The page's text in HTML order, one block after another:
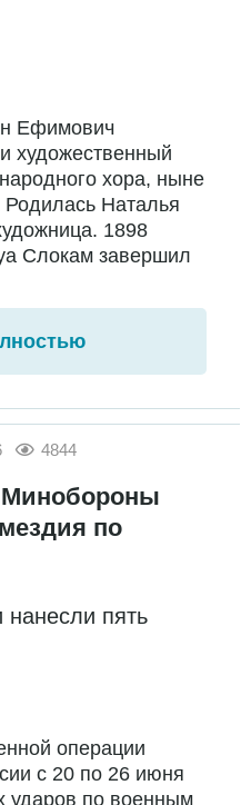
Ефимович
художественный
хора, ныне
Наталья
1898
Слокам завершил
4844
по
пять
операции
с 20 по 26 июня
ударов по военным